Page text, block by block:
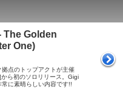
The Golden
One)
拠点のトップアクトが主催
ら初のソロリリース。Gigi
に素晴らしい内容です!!